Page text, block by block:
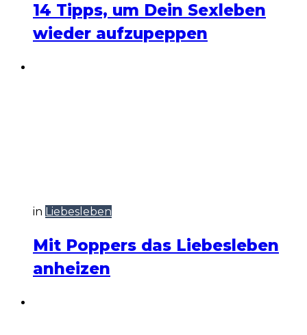
14 Tipps, um Dein Sexleben
wieder aufzupeppen
in Liebesleben
Mit Poppers das Liebesleben
anheizen